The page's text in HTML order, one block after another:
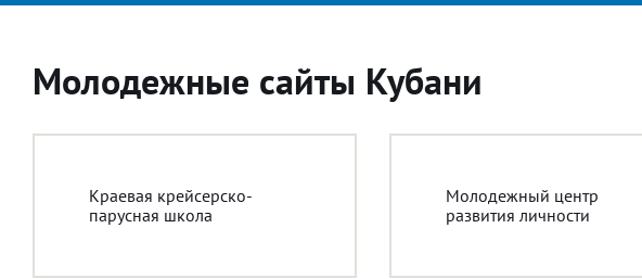
Молодежные сайты Кубани
Краевая крейсерско-
парусная школа
Молодежный центр
развития личности